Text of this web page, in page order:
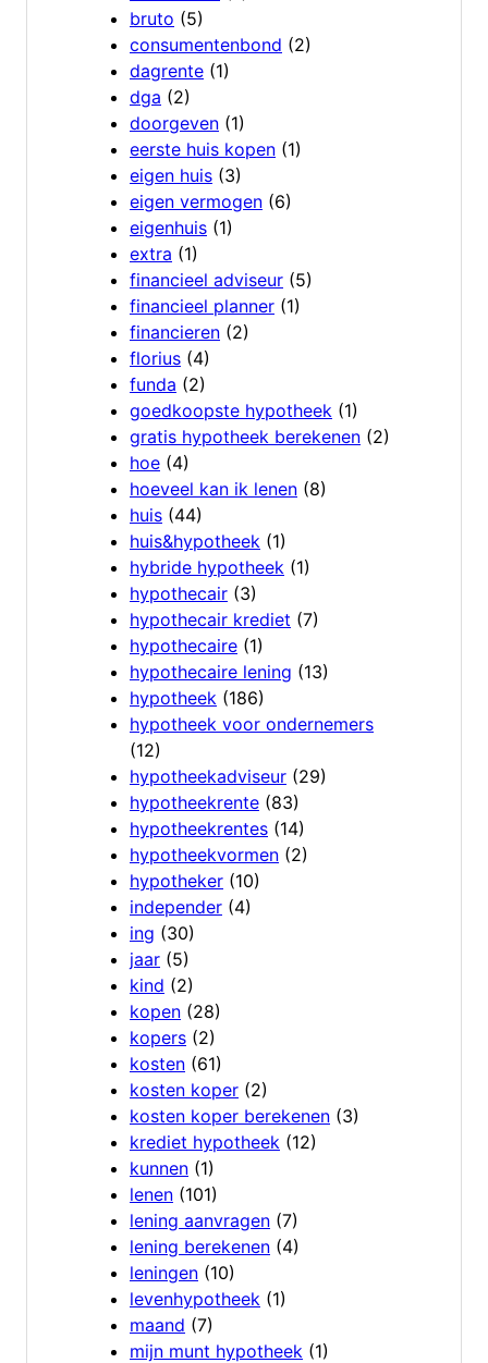
bruto (5)
consumentenbond (2)
dagrente (1)
dga (2)
doorgeven (1)
eerste huis kopen (1)
eigen huis (3)
eigen vermogen (6)
eigenhuis (1)
extra (1)
financieel adviseur (5)
financieel planner (1)
financieren (2)
florius (4)
funda (2)
goedkoopste hypotheek (1)
gratis hypotheek berekenen (2)
hoe (4)
hoeveel kan ik lenen (8)
huis (44)
huis&hypotheek (1)
hybride hypotheek (1)
hypothecair (3)
hypothecair krediet (7)
hypothecaire (1)
hypothecaire lening (13)
hypotheek (186)
hypotheek voor ondernemers
(12)
hypotheekadviseur (29)
hypotheekrente (83)
hypotheekrentes (14)
hypotheekvormen (2)
hypotheker (10)
independer (4)
ing (30)
jaar (5)
kind (2)
kopen (28)
kopers (2)
kosten (61)
kosten koper (2)
kosten koper berekenen (3)
krediet hypotheek (12)
kunnen (1)
lenen (101)
lening aanvragen (7)
lening berekenen (4)
leningen (10)
levenhypotheek (1)
maand (7)
mijn munt hypotheek (1)